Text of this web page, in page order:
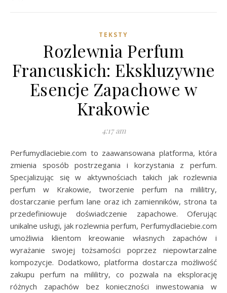
TEKSTY
Rozlewnia Perfum
Francuskich: Ekskluzywne
Esencje Zapachowe w
Krakowie
4:17 am
Perfumydlaciebie.com to zaawansowana platforma, która
zmienia sposób postrzegania i korzystania z perfum.
Specjalizując się w aktywnościach takich jak rozlewnia
perfum w Krakowie, tworzenie perfum na mililitry,
dostarczanie perfum lane oraz ich zamienników, strona ta
przedefiniowuje doświadczenie zapachowe. Oferując
unikalne usługi, jak rozlewnia perfum, Perfumydlaciebie.com
umożliwia klientom kreowanie własnych zapachów i
wyrażanie swojej tożsamości poprzez niepowtarzalne
kompozycje. Dodatkowo, platforma dostarcza możliwość
zakupu perfum na mililitry, co pozwala na eksplorację
różnych zapachów bez konieczności inwestowania w